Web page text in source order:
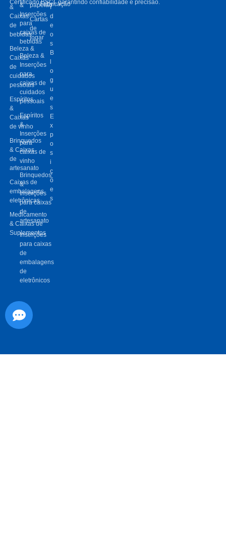
&
Caixas
de
bebidas
Beleza &
Caixas
de
cuidados
pessoais
Espíritos
&
Caixas
de vinho
Brinquedos
& Caixas
de
artesanato
Caixas de
embalagens
eletrônicas
Medicamento
& Caixas de
Suplementos
&
Inserções
para
caixas de
bebidas
Beleza &
Inserções
para
caixas de
cuidados
pessoais
Espíritos
&
Inserções
para
caixas de
vinho
Brinquedos
&
Inserções
para caixas
de
artesanato
Inserções
para caixas
de
embalagens
de
eletrônicos
papelão
Cartas
de
jogar
Fabricação
í
d
e
o
s
B
o
g
u
e
s
E
x
p
o
s
i
ç
õ
e
s
Certificado BSCI, garantindo confiabilidade e precisão.